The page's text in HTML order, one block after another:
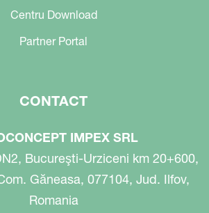
Centru Download
Partner Portal
CONTACT
IMPEX SRL
Bucureşti-Urziceni km 20+600,
Găneasa, 077104, Jud. Ilfov,
Romania